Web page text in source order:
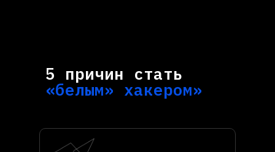
5 причин стать
«белым» хакером»